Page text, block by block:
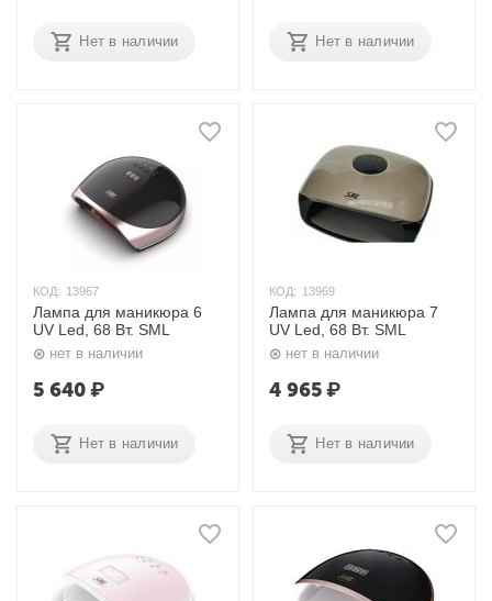
Нет в наличии Нет в наличии
КОД: 13967
Лампа для маникюра 6
UV Led, 68 Вт. SML
нет в наличии
5 640₽
Нет в наличии
КОД: 13969
Лампа для маникюра 7
UV Led, 68 Вт. SML
нет в наличии
4 965₽
Нет в наличии